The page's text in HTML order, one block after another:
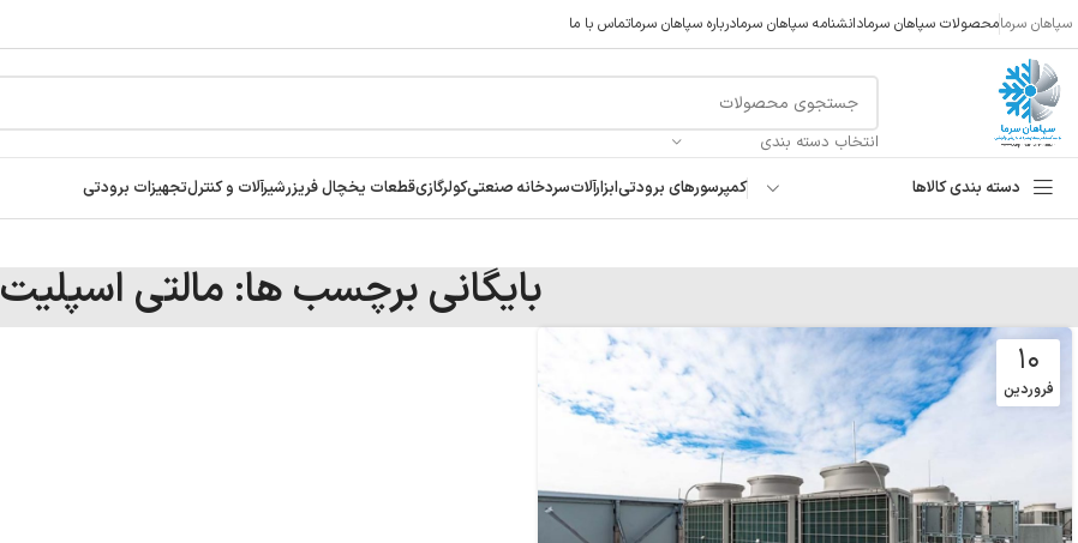
سپاهان سرمامحصولات سپاهان سرمادانشنامه سپاهان سرمادرباره سپاهان سرماتماس با ما
انتخاب دسته بندی
دسته بندی کالاها کمپرسورهای برودتیابزارآلاتسردخانه صنعتیکولرگازیقطعات یخچال فریزرشیرآلات و کنترلتجهیزات برودتی
بایگانی برچسب ها: مالتی اسپلیت
۱۰
فروردین